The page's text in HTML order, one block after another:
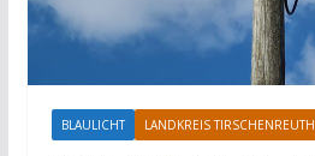
BLAULICHT LANDKREIS TIRSCHENREUTH